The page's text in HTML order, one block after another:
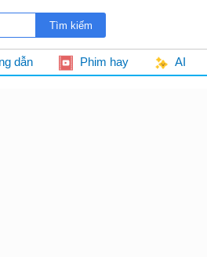
dẫn Phim hay AI